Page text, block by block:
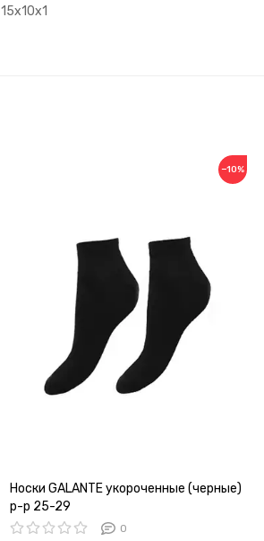
15x10x1
−10%
Носки GALANTE укороченные (черные)
р-р 25-29
0